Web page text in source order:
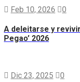
Feb 10, 2026 0
A deleitarse y
Pegao’ 2026
Dic 23, 2025 0